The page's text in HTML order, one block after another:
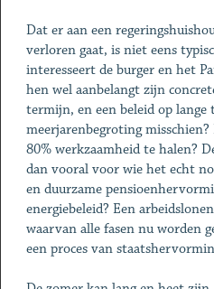
Dat er aan een
verloren gaat, is niet eens
interesseert de burger en het
hen wel aanbelangt zijn
termijn, en een beleid op lange
meerjarenbegroting
80% werkzaamheid te halen?
dan vooral voor wie het echt
en duurzame
energiebeleid? Een
waarvan alle fasen nu worden
een proces van